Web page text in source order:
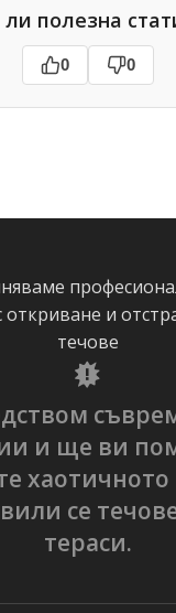
полезна
0 0
откриване и
течове
и ще ви
се
тераси.